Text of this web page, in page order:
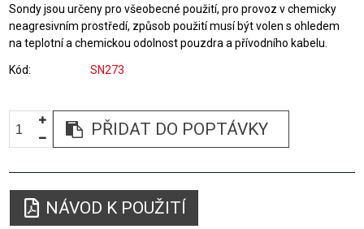
Sondy jsou určeny pro všeobecné použití, pro provoz v chemicky
neagresivním prostředí, způsob použití musí být volen s ohledem
na teplotní a chemickou odolnost pouzdra a přívodního kabelu.
Kód SN273
PŘIDAT DO POPTÁVKY
NÁVOD K POUŽITÍ